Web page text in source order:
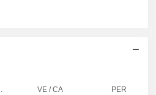
VE / CA PER